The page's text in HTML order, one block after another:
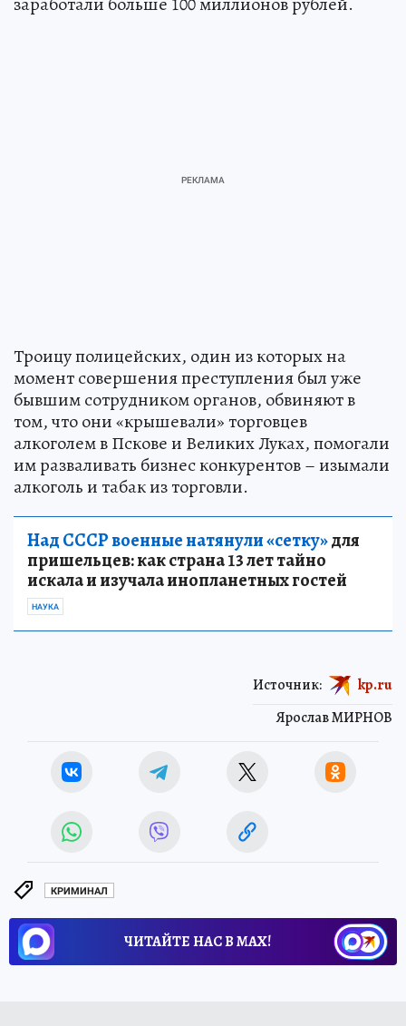
Троицу полицейских, один из которых на
момент совершения преступления был уже
бывшим сотрудником органов, обвиняют в
том, что они «крышевали» торговцев
алкоголем в Пскове и Великих Луках, помогали
им разваливать бизнес конкурентов – изымали
алкоголь и табак из торговли.
Над СССР военные натянули «сетку»для
пришельцев: как страна 13 лет тайно
искала и изучала инопланетных гостей
НАУКА
Ярослав МИРНОВ
Источник: kp.ru
КРИМИНАЛ
ЧИТАЙТЕ НАС В МАХ!